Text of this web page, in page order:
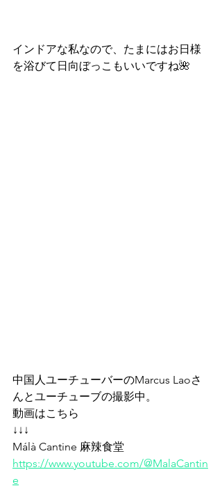
インドアな私なので、たまにはお日様
を浴びて日向ぼっこもいいですね🌺
中国人ユーチューバーのMarcus Laoさ
んとユーチューブの撮影中。
動画はこちら
↓↓↓
Málà Cantine 麻辣食堂
https://www.youtube.com/@MalaCantin
e